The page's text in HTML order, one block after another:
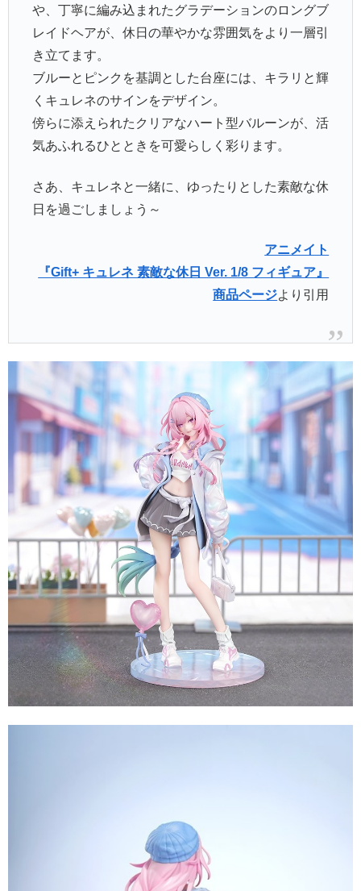
や、丁寧に編み込まれたグラデーションのロングブ
レイドヘアが、休日の華やかな雰囲気をより一層引
き立てます。
ブルーとピンクを基調とした台座には、キラリと輝
くキュレネのサインをデザイン。
傍らに添えられたクリアなハート型バルーンが、活
気あふれるひとときを可愛らしく彩ります。
さあ、キュレネと一緒に、ゆったりとした素敵な休
日を過ごしましょう～
アニメイト
『Gift+ キュレネ 素敵な休日 Ver. 1/8 フィギュア』
商品ページより引用